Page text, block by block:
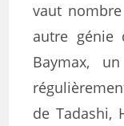
vaut nombre
autre génie
Baymax,
de Tadashi,